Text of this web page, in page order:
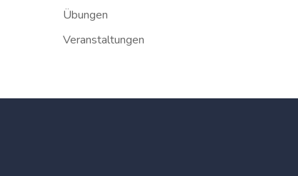
Übungen
Veranstaltungen